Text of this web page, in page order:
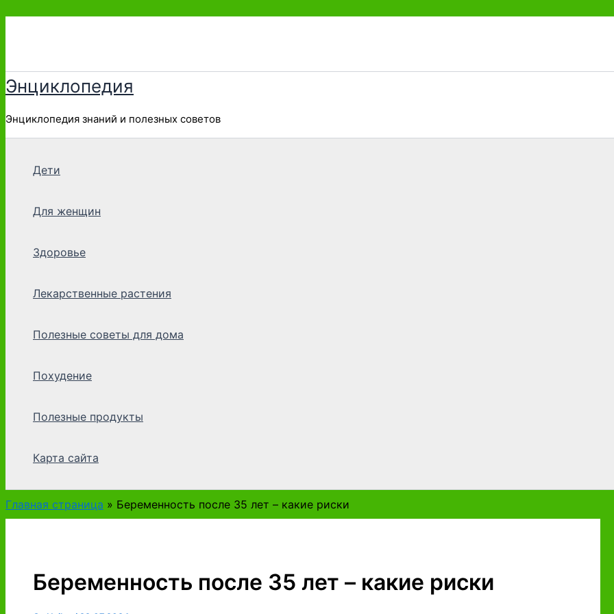
Перейти
Энциклопедия
Энциклопедия знаний и полезных советов
Дети
Для женщин
Здоровье
Лекарственные растения
Полезные советы для дома
Похудение
Полезные продукты
Карта сайта
Главная страница » Беременность после 35 лет – какие риски
Беременность после 35 лет – какие риски